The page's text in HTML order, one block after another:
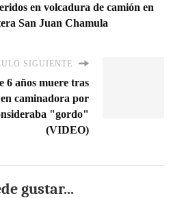
en volcadura de camión en
San Juan Chamula
SIGUIENTE
6 años muere tras
caminadora por
"gordo"
(VIDEO)
gustar...